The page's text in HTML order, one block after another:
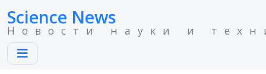
Science News
Новости науки и